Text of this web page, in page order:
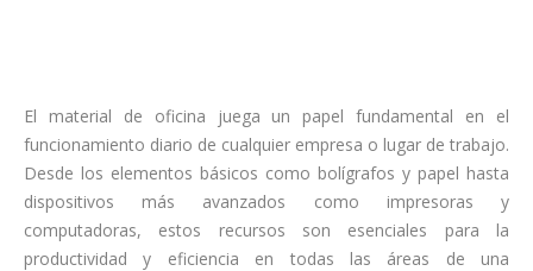
El material de oficina juega un papel fundamental en el
funcionamiento diario de cualquier empresa o lugar de trabajo.
Desde los elementos básicos como bolígrafos y papel hasta
dispositivos más avanzados como impresoras y
computadoras, estos recursos son esenciales para la
productividad y eficiencia en todas las áreas de una